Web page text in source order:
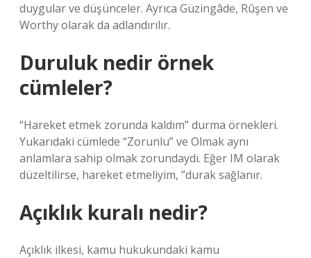
duygular ve düşünceler. Ayrıca Güzingâde, Rûşen ve
Worthy olarak da adlandırılır.
Duruluk nedir örnek
cümleler?
“Hareket etmek zorunda kaldım” durma örnekleri.
Yukarıdaki cümlede “Zorunlu” ve Olmak aynı
anlamlara sahip olmak zorundaydı. Eğer IM olarak
düzeltilirse, hareket etmeliyim, ”durak sağlanır.
Açıklık kuralı nedir?
Açıklık ilkesi, kamu hukukundaki kamu